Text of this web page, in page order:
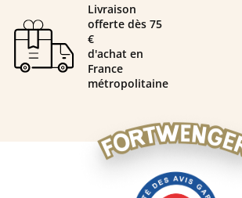
Livraison
offerte dès 75
€
d'achat en
France
métropolitaine